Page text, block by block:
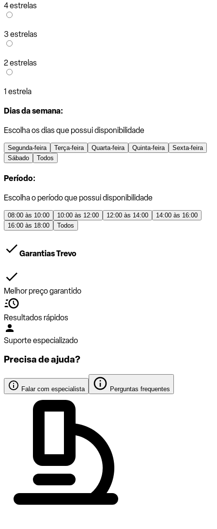
4 estrelas
3 estrelas
2 estrelas
1 estrela
Dias da semana:
Escolha os dias que possui disponibilidade
Segunda-feira Terça-feira Quarta-feira Quinta-feira
Sexta-feira
Sábado
Todos
Período:
Escolha o período que possui disponibilidade
08:00 às 10:00 10:00 às 12:00 12:00 às 14:00
14:00 às 16:00
16:00 às 18:00
Todos
Garantias Trevo
Melhor preço garantido
Resultados rápidos
Suporte especializado
Precisa de ajuda?
Falar com especialista Perguntas frequentes